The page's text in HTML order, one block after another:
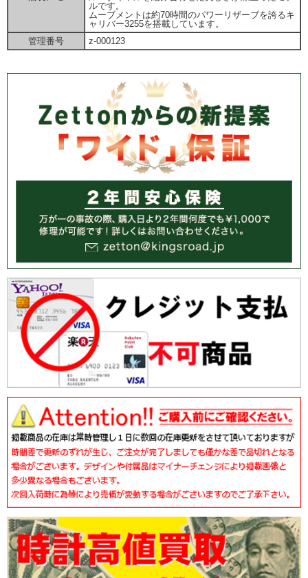
ルです。
ムーブメントは約70時間のパワーリザーブを誇るキ
ャリバー3255を搭載しています。
管理番号
z-000123